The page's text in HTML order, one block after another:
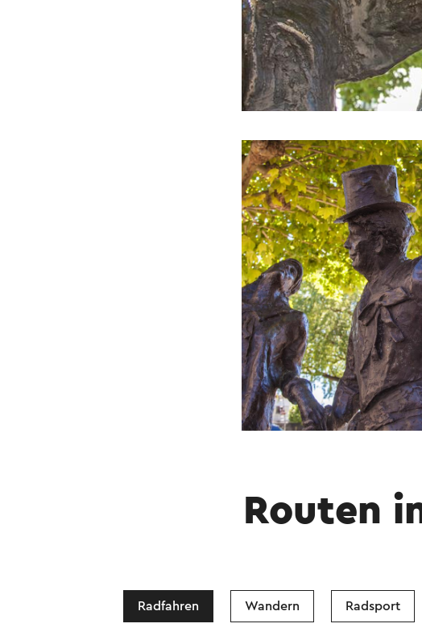
Routen
Radfahren Wandern Radsport